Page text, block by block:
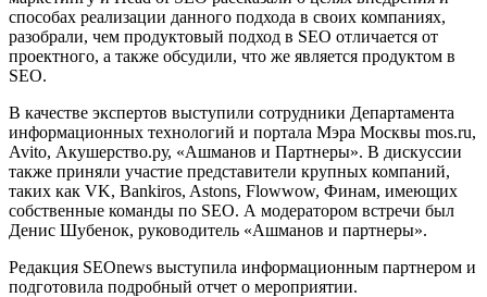
способах реализации данного подхода в своих компаниях,
разобрали, чем продуктовый подход в SEO отличается от
проектного, а также обсудили, что же является продуктом в
SEO.
В качестве экспертов выступили сотрудники Департамента
информационных технологий и портала Мэра Москвы mos.ru,
Avito, Акушерство.ру, «Ашманов и Партнеры». В дискуссии
также приняли участие представители крупных компаний,
таких как VK, Bankiros, Astons, Flowwow, Финам, имеющих
собственные команды по SEO. А модератором встречи был
Денис Шубенок, руководитель «Ашманов и партнеры».
Редакция SEOnews выступила информационным партнером и
подготовила подробный отчет о мероприятии.